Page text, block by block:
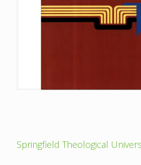
Springfield Theological